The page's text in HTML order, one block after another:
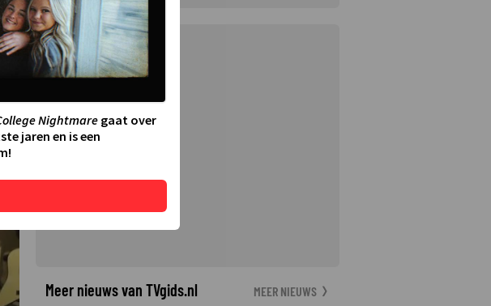
Meer nieuws van TVgids.nl MEER NIEUWS
Nightmaregaat over
jaren en is een